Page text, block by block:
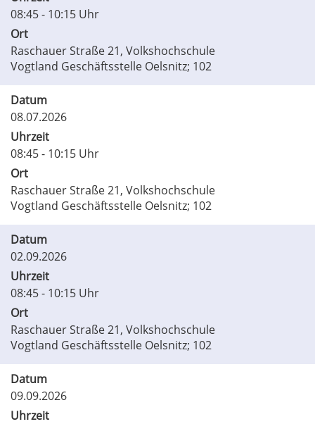
08:45 - 10:15 Uhr
Ort
Raschauer Straße 21, Volkshochschule
Vogtland Geschäftsstelle Oelsnitz; 102
Datum
08.07.2026
Uhrzeit
08:45 - 10:15 Uhr
Ort
Raschauer Straße 21, Volkshochschule
Vogtland Geschäftsstelle Oelsnitz; 102
Datum
02.09.2026
Uhrzeit
08:45 - 10:15 Uhr
Ort
Raschauer Straße 21, Volkshochschule
Vogtland Geschäftsstelle Oelsnitz; 102
Datum
09.09.2026
Uhrzeit